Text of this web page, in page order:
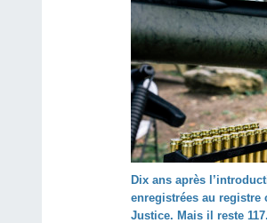
Dix ans après
enregistrées au
Justice. Mais il reste